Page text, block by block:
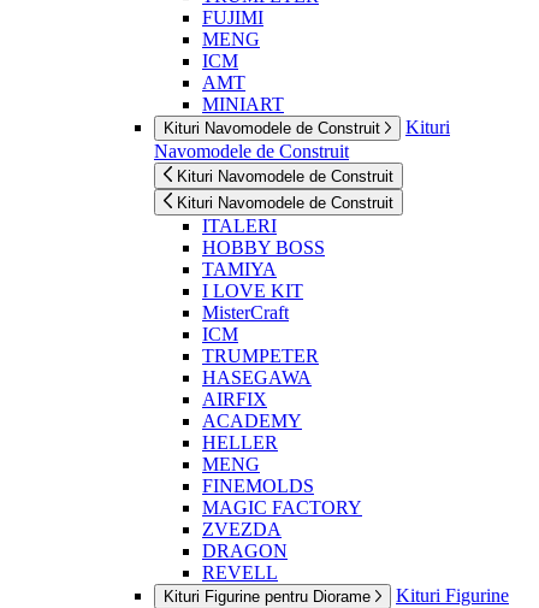
FUJIMI
MENG
ICM
AMT
MINIART
Kituri Navomodele de Construit
Kituri
Navomodele de Construit
Kituri Navomodele de Construit
Kituri Navomodele de Construit
ITALERI
HOBBY BOSS
TAMIYA
I LOVE KIT
MisterCraft
ICM
TRUMPETER
HASEGAWA
AIRFIX
ACADEMY
HELLER
MENG
FINEMOLDS
MAGIC FACTORY
ZVEZDA
DRAGON
REVELL
Kituri Figurine pentru Diorame
Kituri Figurine